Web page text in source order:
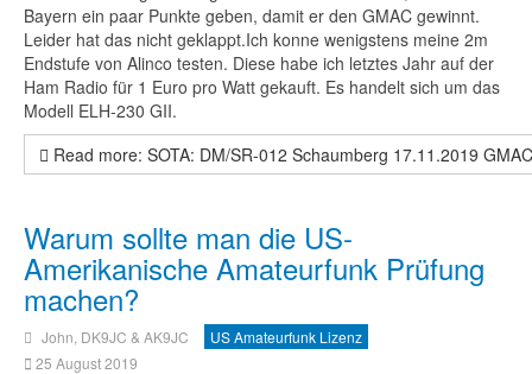
Bayern ein paar Punkte geben, damit er den GMAC gewinnt.
Leider hat das nicht geklappt.Ich konne wenigstens meine 2m
Endstufe von Alinco testen. Diese habe ich letztes Jahr auf der
Ham Radio für 1 Euro pro Watt gekauft. Es handelt sich um das
Modell ELH-230 GII.
Read more: SOTA: DM/SR-012 Schaumberg 17.11.2019 GMAC
Warum sollte man die US-
Amerikanische Amateurfunk Prüfung
machen?
John, DK9JC & AK9JC
US Amateurfunk Lizenz
25 August 2019